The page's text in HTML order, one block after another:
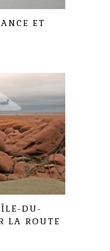
ET
DU-
LA ROUTE